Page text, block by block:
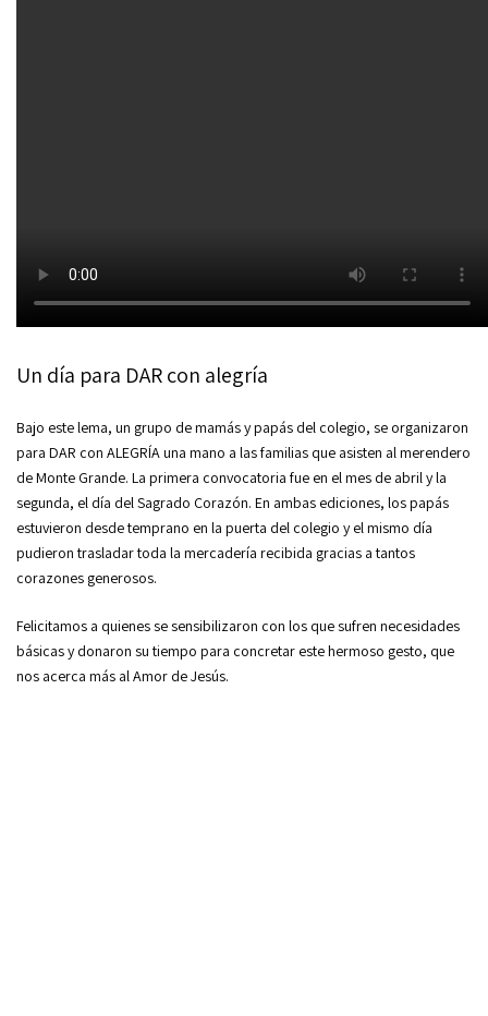
Un día para DAR con alegría
Bajo este lema, un grupo de mamás y papás del colegio, se organizaron
para DAR con ALEGRÍA una mano a las familias que asisten al merendero
de Monte Grande. La primera convocatoria fue en el mes de abril y la
segunda, el día del Sagrado Corazón. En ambas ediciones, los papás
estuvieron desde temprano en la puerta del colegio y el mismo día
pudieron trasladar toda la mercadería recibida gracias a tantos
corazones generosos.
Felicitamos a quienes se sensibilizaron con los que sufren necesidades
básicas y donaron su tiempo para concretar este hermoso gesto, que
nos acerca más al Amor de Jesús.